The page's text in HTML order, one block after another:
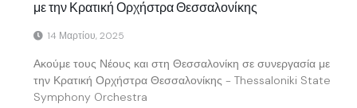
με την Κρατική Ορχήστρα Θεσσαλονίκης
14 Μαρτίου, 2025
Ακούμε τους Νέους και στη Θεσσαλονίκη σε συνεργασία με
την Κρατική Ορχήστρα Θεσσαλονίκης - Thessaloniki State
Symphony Orchestra